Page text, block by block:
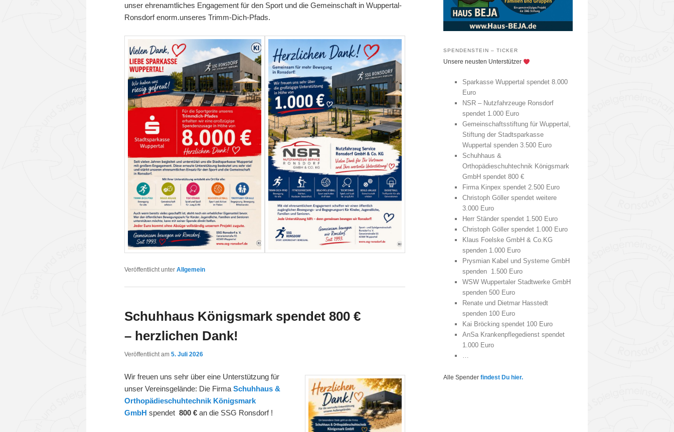
unser ehrenamtliches Engagement für den Sport und die Gemeinschaft in Wuppertal-
Ronsdorf enorm.unseres Trimm-Dich-Pfads.
Veröffentlicht unter Allgemein
Schuhhaus Königsmark spendet 800 €
– herzlichen Dank!
Veröffentlicht am 5. Juli 2026
Wir freuen uns sehr über eine Unterstützung für
unser Vereinsgelände: Die Firma Schuhhaus &
Orthopädieschuhtechnik Königsmark
GmbH spendet 800 € an die SSG Ronsdorf !
SPENDENSTEIN – TICKER
Unsere neusten Unterstützer
Sparkasse Wuppertal spendet 8.000
Euro
NSR – Nutzfahrzeuge Ronsdorf
spendet 1.000 Euro
Gemeinschaftsstiftung für Wuppertal,
Stiftung der Stadtsparkasse
Wuppertal spenden 3.500 Euro
Schuhhaus &
Orthopädieschuhtechnik Königsmark
GmbH spendet 800 €
Firma Kinpex spendet 2.500 Euro
Christoph Göller spendet weitere
3.000 Euro
Herr Ständer spendet 1.500 Euro
Christoph Göller spendet 1.000 Euro
Klaus Foelske GmbH & Co.KG
spenden 1.000 Euro
Prysmian Kabel und Systeme GmbH
spenden 1.500 Euro
WSW Wuppertaler Stadtwerke GmbH
spenden 500 Euro
Renate und Dietmar Hasstedt
spenden 100 Euro
Kai Bröcking spendet 100 Euro
AnSa Krankenpflegedienst spendet
1.000 Euro
Alle Spender findest Du hier.